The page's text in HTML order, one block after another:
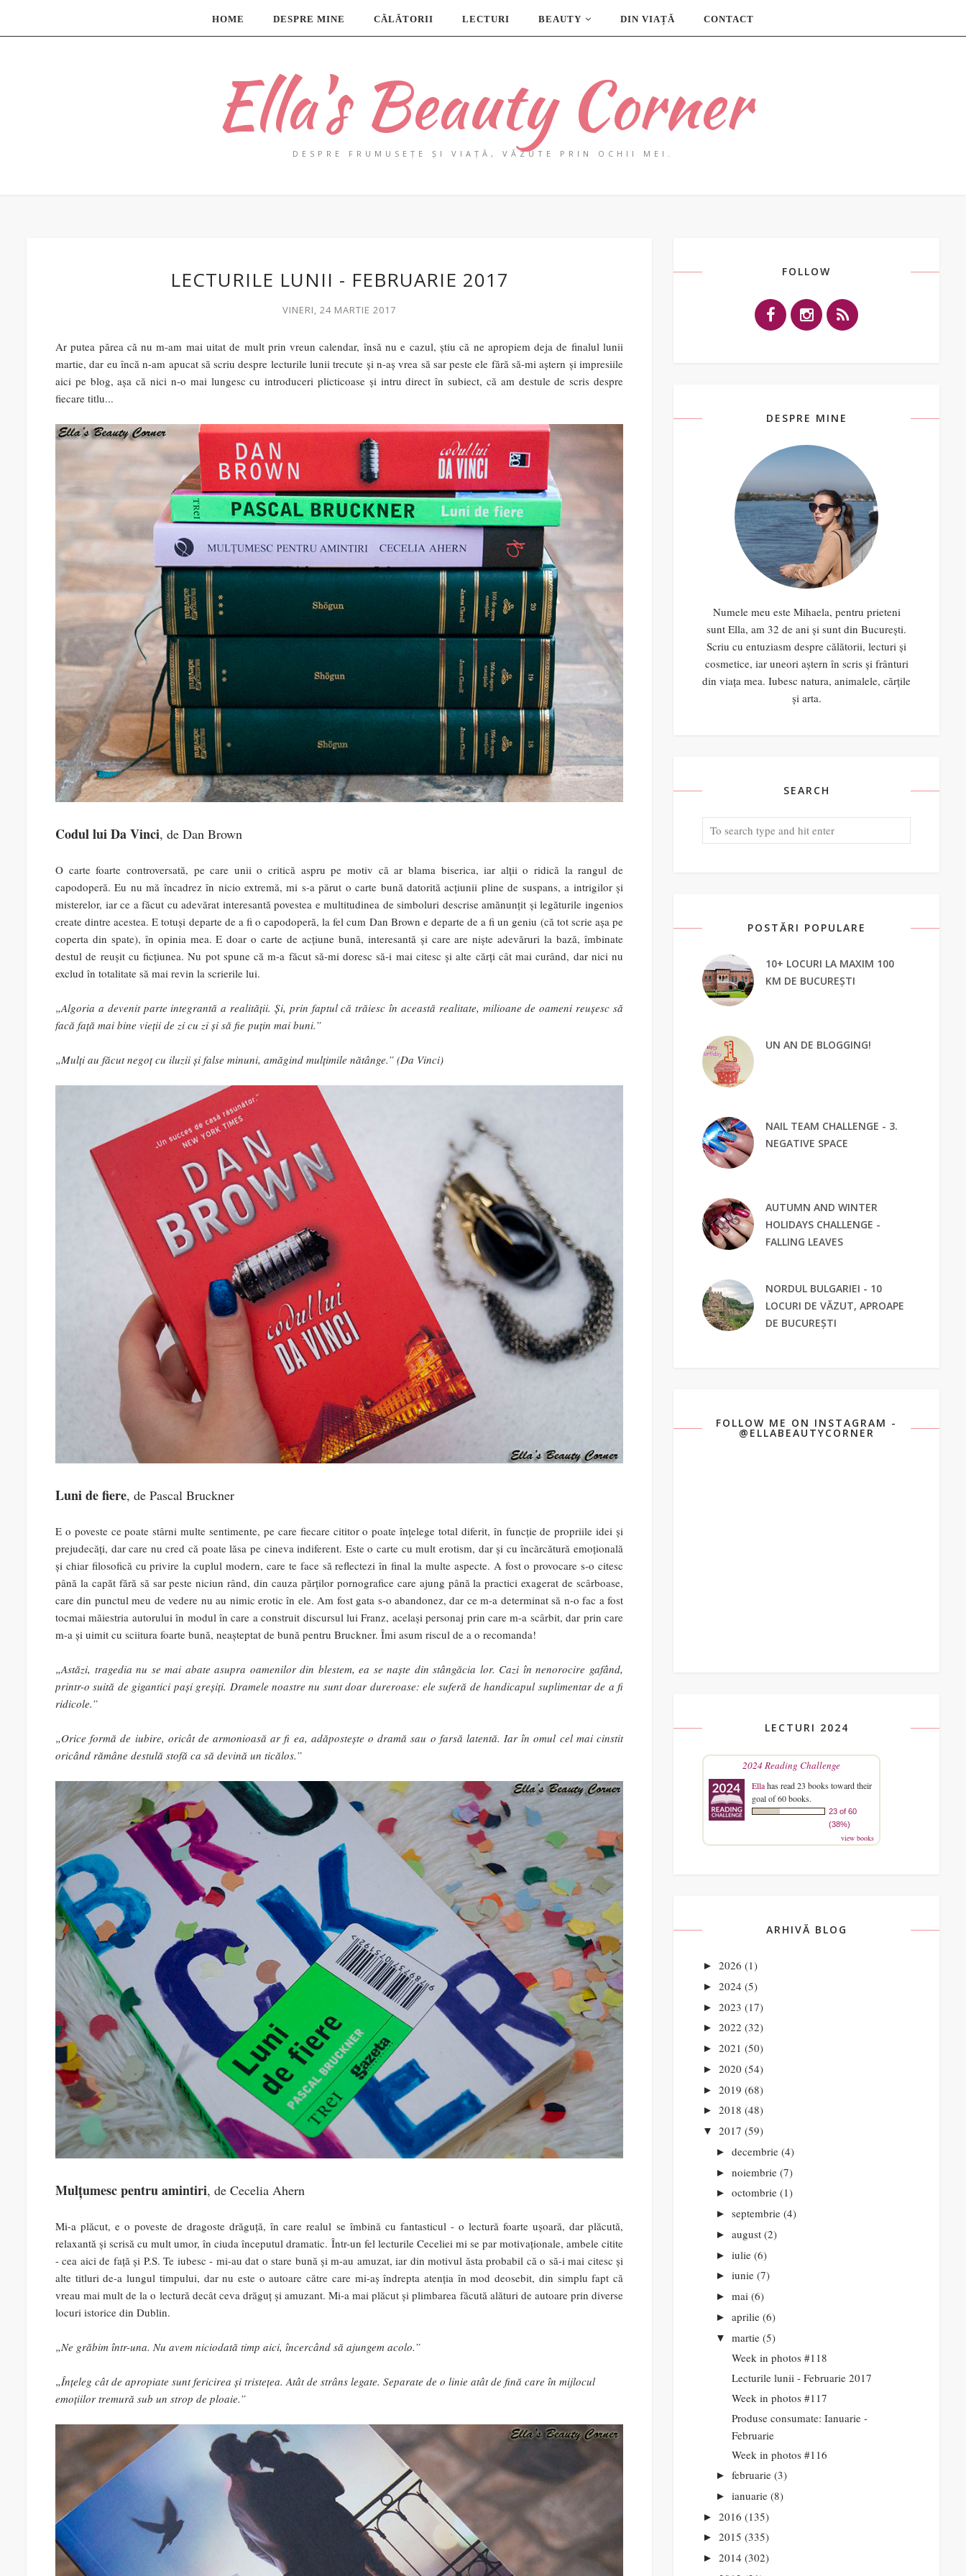
HOME DESPRE MINE CĂLĂTORII LECTURI BEAUTY DIN VIAȚĂ CONTACT
Ella's Beauty Corner
DESPRE FRUMUSEȚE ȘI VIAȚĂ, VĂZUTE PRIN OCHII MEI.
LECTURILE LUNII - FEBRUARIE 2017
VINERI, 24 MARTIE 2017
Ar putea părea că nu m-am mai uitat de mult prin vreun calendar, însă nu e cazul, știu că ne apropiem deja de finalul lunii
martie, dar eu încă n-am apucat să scriu despre lecturile lunii trecute și n-aș vrea să sar peste ele fără să-mi aștern și impresiile
aici pe blog, așa că nici n-o mai lungesc cu introduceri plicticoase și intru direct în subiect, că am destule de scris despre
fiecare titlu...
Codul lui Da Vinci, de Dan Brown
O carte foarte controversată, pe care unii o critică aspru pe motiv că ar blama biserica, iar alții o ridică la rangul de
capodoperă. Eu nu mă încadrez în nicio extremă, mi s-a părut o carte bună datorită acțiunii pline de suspans, a intrigilor și
misterelor, iar ce a făcut cu adevărat interesantă povestea e multitudinea de simboluri descrise amănunțit și legăturile ingenios
create dintre acestea. E totuși departe de a fi o capodoperă, la fel cum Dan Brown e departe de a fi un geniu (că tot scrie așa pe
coperta din spate), în opinia mea. E doar o carte de acțiune bună, interesantă și care are niște adevăruri la bază, îmbinate
destul de reușit cu ficțiunea. Nu pot spune că m-a făcut să-mi doresc să-i mai citesc și alte cărți cât mai curând, dar nici nu
exclud în totalitate să mai revin la scrierile lui.
„Algoria a devenit parte integrantă a realității. Și, prin faptul că trăiesc în această realitate, milioane de oameni reușesc să
facă față mai bine vieții de zi cu zi și să fie puțin mai buni.”
„Mulți au făcut negoț cu iluzii și false minuni, amăgind mulțimile nătânge.” (Da Vinci)
Luni de fiere, de Pascal Bruckner
E o poveste ce poate stârni multe sentimente, pe care fiecare cititor o poate înțelege total diferit, în funcție de propriile idei și
prejudecăți, dar care nu cred că poate lăsa pe cineva indiferent. Este o carte cu mult erotism, dar și cu încărcătură emoțională
și chiar filosofică cu privire la cuplul modern, care te face să reflectezi în final la multe aspecte. A fost o provocare s-o citesc
până la capăt fără să sar peste niciun rând, din cauza părților pornografice care ajung până la practici exagerat de scârboase,
care din punctul meu de vedere nu au nimic erotic în ele. Am fost gata s-o abandonez, dar ce m-a determinat să n-o fac a fost
tocmai măiestria autorului în modul în care a construit discursul lui Franz, același personaj prin care m-a scârbit, dar prin care
m-a și uimit cu sciitura foarte bună, neașteptat de bună pentru Bruckner. Îmi asum riscul de a o recomanda!
„Astăzi, tragedia nu se mai abate asupra oamenilor din blestem, ea se naște din stângăcia lor. Cazi în nenorocire gafând,
printr-o suită de gigantici pași greșiți. Dramele noastre nu sunt doar dureroase: ele suferă de handicapul suplimentar de a fi
ridicole.”
„Orice formă de iubire, oricât de armonioasă ar fi ea, adăpostește o dramă sau o farsă latentă. Iar în omul cel mai cinstit
oricând rămâne destulă stofă ca să devină un ticălos.”
Mulțumesc pentru amintiri, de Cecelia Ahern
Mi-a plăcut, e o poveste de dragoste drăguță, în care realul se îmbină cu fantasticul - o lectură foarte ușoară, dar plăcută,
relaxantă și scrisă cu mult umor, în ciuda începutul dramatic. Într-un fel lecturile Ceceliei mi se par motivaționale, ambele citite
- cea aici de față și P.S. Te iubesc - mi-au dat o stare bună și m-au amuzat, iar din motivul ăsta probabil că o să-i mai citesc și
alte titluri de-a lungul timpului, dar nu este o autoare către care mi-aș îndrepta atenția în mod deosebit, din simplu fapt că
vreau mai mult de la o lectură decât ceva drăguț și amuzant. Mi-a mai plăcut și plimbarea făcută alături de autoare prin diverse
locuri istorice din Dublin.
„Ne grăbim într-una. Nu avem niciodată timp aici, încercând să ajungem acolo.”
„Înțeleg cât de apropiate sunt fericirea și tristețea. Atât de strâns legate. Separate de o linie atât de fină care în mijlocul
emoțiilor tremură sub un strop de ploaie.”
FOLLOW
DESPRE MINE
Numele meu este Mihaela, pentru prieteni
sunt Ella, am 32 de ani și sunt din București.
Scriu cu entuziasm despre călătorii, lecturi și
cosmetice, iar uneori aștern în scris și frânturi
din viața mea. Iubesc natura, animalele, cărțile
și arta.
SEARCH
POSTĂRI POPULARE
10+ LOCURI LA MAXIM 100
KM DE BUCUREȘTI
UN AN DE BLOGGING!
NAIL TEAM CHALLENGE - 3.
NEGATIVE SPACE
AUTUMN AND WINTER
HOLIDAYS CHALLENGE -
FALLING LEAVES
NORDUL BULGARIEI - 10
LOCURI DE VĂZUT, APROAPE
DE BUCUREȘTI
FOLLOW ME ON INSTAGRAM -
@ELLABEAUTYCORNER
LECTURI 2024
2024 Reading Challenge
Ellahas read 23 books toward their
goal of 60 books.
23 of 60
(38%)
view books
ARHIVĂ BLOG
► 2026 (1)
► 2024 (5)
► 2023 (17)
► 2022 (32)
► 2021 (50)
► 2020 (54)
► 2019 (68)
► 2018 (48)
▼ 2017 (59)
► decembrie (4)
► noiembrie (7)
► octombrie (1)
► septembrie (4)
► august (2)
► iulie (6)
► iunie (7)
► mai (6)
► aprilie (6)
▼ martie (5)
Week in photos #118
Lecturile lunii - Februarie 2017
Week in photos #117
Produse consumate: Ianuarie -
Februarie
Week in photos #116
► februarie (3)
► ianuarie (8)
► 2016 (135)
► 2015 (335)
► 2014 (302)